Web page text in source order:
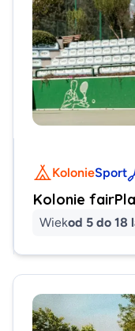
KolonieSport
Kolonie
Wiekod 5 do 18